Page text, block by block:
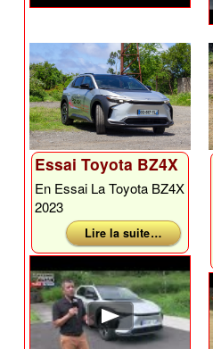
Essai Toyota BZ4X
En Essai La Toyota BZ4X
2023
Lire la suite …